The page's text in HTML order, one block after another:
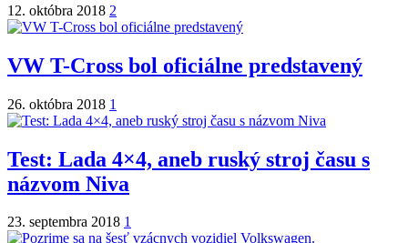
12. októbra 2018 2
VW T-Cross bol oficiálne predstavený
26. októbra 2018 1
Test: Lada 4×4, aneb ruský stroj času s
názvom Niva
23. septembra 2018 1